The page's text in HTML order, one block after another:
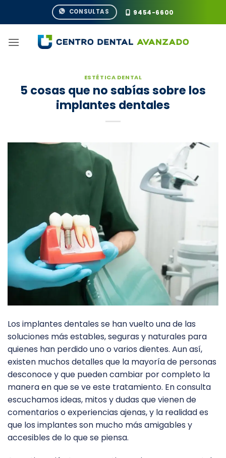
CONSULTAS 9454-6600
ESTÉTICA DENTAL
5 cosas que no sabías sobre los
implantes dentales
Los implantes dentales se han vuelto una de las
soluciones más estables, seguras y naturales para
quienes han perdido uno o varios dientes. Aun así,
existen muchos detalles que la mayoría de personas
desconoce y que pueden cambiar por completo la
manera en que se ve este tratamiento. En consulta
escuchamos ideas, mitos y dudas que vienen de
comentarios o experiencias ajenas, y la realidad es
que los implantes son mucho más amigables y
accesibles de lo que se piensa.